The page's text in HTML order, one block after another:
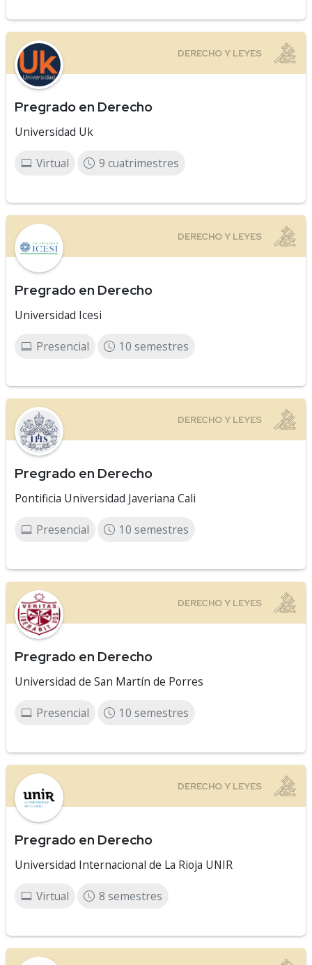
Pregrado en Derecho
Universidad Uk
Virtual 9 cuatrimestres
Pregrado en Derecho
Universidad Icesi
Presencial 10 semestres
Pregrado en Derecho
Pontificia Universidad Javeriana Cali
Presencial 10 semestres
Pregrado en Derecho
Universidad de San Martín de Porres
Presencial 10 semestres
Pregrado en Derecho
Universidad Internacional de La Rioja UNIR
Virtual 8 semestres